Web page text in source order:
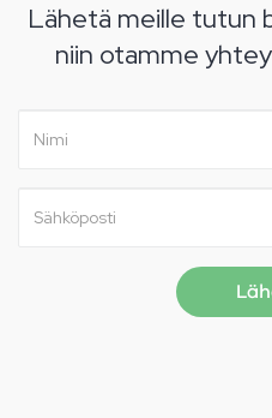
Lähetä meille tutun
niin otamme